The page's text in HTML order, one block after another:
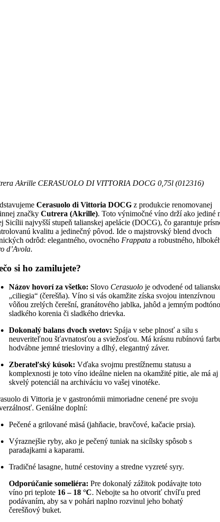
Akrille CERASUOLO DI VITTORIA DOCG 0,75l (012316)
Cerasuolo di Vittoria DOCG z produkcie renomovanej
značky Cutrera (Akrille). Toto výnimočné víno drží ako jediné
Sicílii najvyšší stupeň talianskej apelácie (DOCG), čo garantuje
kvalitu a jedinečný pôvod. Ide o majstrovský blend dvoch
odrôd: elegantného, ovocného Frappata a robustného,
d’Avola.
si ho zamilujete?
Názov hovorí za všetko: Slovo Cerasuolo je odvodené od
„ciliegia“ (čerešňa). Víno si vás okamžite získa svojou intenzívnou
vôňou zrelých čerešní, granátového jablka, jahôd a jemným
sladkého korenia či sladkého drievka.
Dokonalý balans dvoch svetov: Spája v sebe plnosť a silu s
neuveriteľnou šťavnatosťou a sviežosťou. Má krásnu rubínovú
hodvábne jemné triesloviny a dlhý, elegantný záver.
Zberateľský kúsok: Vďaka svojmu prestížnemu statusu a
komplexnosti je toto víno ideálne nielen na okamžité pitie, ale má aj
skvelý potenciál na archiváciu vo vašej vinotéke.
di Vittoria je v gastronómii mimoriadne cenené pre svoju
Geniálne doplní:
Pečené a grilované mäsá (jahňacie, bravčové, kačacie prsia).
Výraznejšie ryby, ako je pečený tuniak na sicílsky spôsob s
paradajkami a kaparami.
Tradičné lasagne, hutné cestoviny a stredne vyzreté syry.
Odporúčanie someliéra: Pre dokonalý zážitok podávajte toto
víno pri teplote 16 – 18 °C. Nebojte sa ho otvoriť chvíľu pred
podávaním, aby sa v pohári naplno rozvinul jeho bohatý
čerešňový buket.